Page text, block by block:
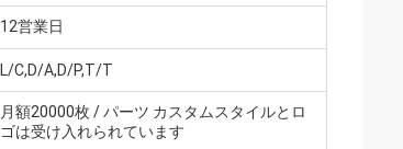
12営業日
L/C,D/A,D/P,T/T
月額20000枚 / パーツ カスタムスタイルとロ
ゴは受け入れられています